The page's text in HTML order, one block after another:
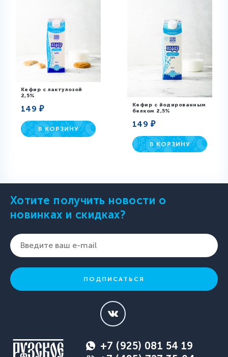
Кефир с лактулозой
2,5%
149 ₽
В КОРЗИНУ
Кефир c йодированным
белком 2,5%
149 ₽
В КОРЗИНУ
+7 (925) 081 54 19
Хотите получить новости о
новинках и скидках?
ПОДПИСАТЬСЯ